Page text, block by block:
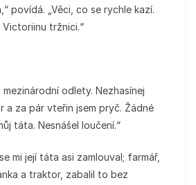
povídá. „Věci, co se rychle kazí.
Victoriinu tržnici.“
mezinárodní odlety. Nezhasínej
a za pár vteřin jsem pryč. Žádné
táta. Nesnášel loučení.“
mi její táta asi zamlouval; farmář,
a traktor, zabalil to bez